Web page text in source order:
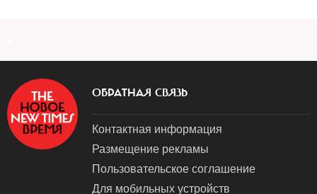
ОБРАТНАЯ СВЯЗЬ
Контактная информация
Размещение рекламы
Пользовательское соглашение
Для мобильных устройств